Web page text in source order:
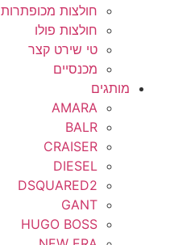
חולצות מכופתרות
חולצות פולו
טי שירט קצר
מכנסיים
מותגים
AMARA
BALR
CRAISER
DIESEL
DSQUARED2
GANT
HUGO BOSS